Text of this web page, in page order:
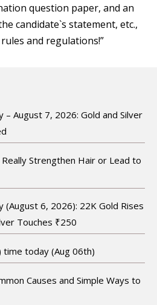
question paper, and an
candidate`s statement, etc.,
and regulations!”
– August 7, 2026: Gold and Silver
Strengthen Hair or Lead to
(August 6, 2026): 22K Gold Rises
Touches ₹250
time today (Aug 06th)
Causes and Simple Ways to